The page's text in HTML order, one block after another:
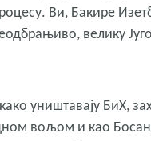
Ви, Бакире
велику
уништавају БиХ,
вољом и као